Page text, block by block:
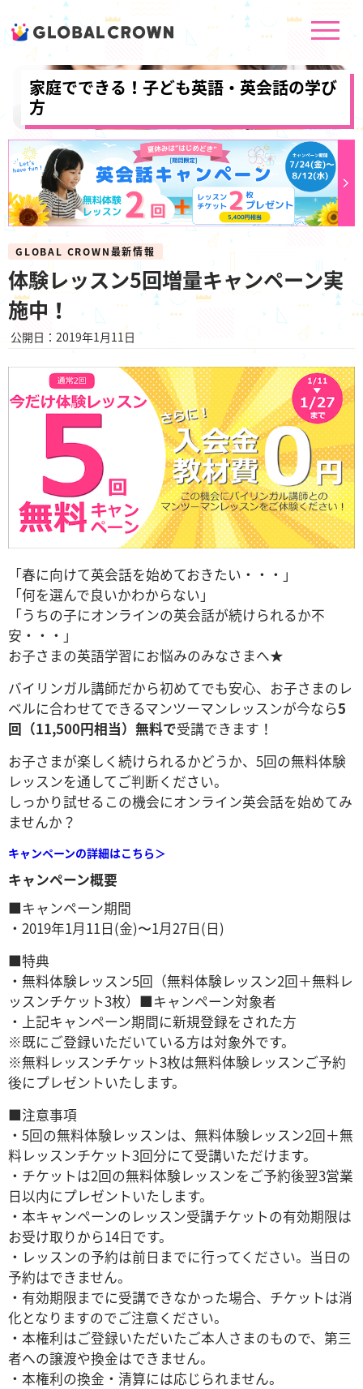
家庭でできる！子ども英語・英会話の学び
方
GLOBAL CROWN最新情報
体験レッスン5回増量キャンペーン実
施中！
公開日：2019年1月11日
「春に向けて英会話を始めておきたい・・・」
「何を選んで良いかわからない」
「うちの子にオンラインの英会話が続けられるか不
安・・・」
お子さまの英語学習にお悩みのみなさまへ★
バイリンガル講師だから初めてでも安心、お子さまのレ
ベルに合わせてできるマンツーマンレッスンが今なら5
回（11,500円相当）無料で受講できます！
​お子さまが楽しく続けられるかどうか、5回の無料体験
レッスンを通してご判断ください。
しっかり試せるこの機会にオンライン英会話を始めてみ
ませんか？
キャンペーンの詳細はこちら＞
キャンペーン概要
■キャンペーン期間
・2019年1月11日(金)〜1月27日(日)
■特典
・無料体験レッスン5回（無料体験レッスン2回＋無料レ
ッスンチケット3枚）■キャンペーン対象者
・上記キャンペーン期間に新規登録をされた方
※既にご登録いただいている方は対象外です。
※無料レッスンチケット3枚は無料体験レッスンご予約
後にプレゼントいたします。
■注意事項
・​5回の無料体験レッスンは、無料体験レッスン2回＋無
料レッスンチケット3回分にて受講いただけます。
・チケットは2回の無料体験レッスンをご予約後翌3営業
日以内にプレゼントいたします。
・本キャンペーンのレッスン受講チケットの有効期限は
お受け取りから14日です。
・レッスンの予約は前日までに行ってください。当日の
予約はできません。
・有効期限までに受講できなかった場合、チケットは消
化となりますのでご注意ください。
・本権利はご登録いただいたご本人さまのもので、第三
者への譲渡や換金はできません。
・本権利の換金・清算には応じられません。